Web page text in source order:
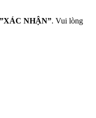
”XÁC NHẬN”. Vui lòng